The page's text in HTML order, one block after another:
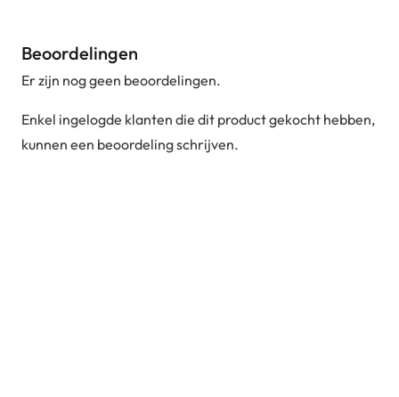
Beoordelingen
Er zijn nog geen beoordelingen.
Enkel ingelogde klanten die dit product gekocht hebben,
kunnen een beoordeling schrijven.